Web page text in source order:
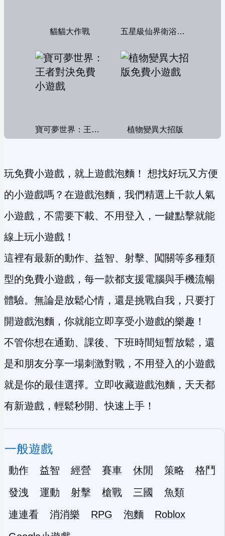
貓貓大作戰 五星級仙界衛浴帝國
寶可夢世界：王者對決 植物變異大招版
玩免費小遊戲，就上遊戲泡麵！ 想找好玩又方便
的小遊戲嗎？在遊戲泡麵，我們精選上千款人氣
小遊戲，不需要下載、不用登入，一鍵點擊就能
線上玩小遊戲！
這裡有最新的動作、益智、射擊、闖關等多種類
型的免費小遊戲，每一款都支援電腦與手機流暢
體驗。無論是放鬆心情，還是挑戰自我，只要打
開遊戲泡麵，你就能立即享受小遊戲的樂趣！
不管你想在通勤、課後、下班時間短暫放鬆，還
是和朋友分享一場刺激對戰，不用登入的小遊戲
就是你的最佳選擇。立即收藏遊戲泡麵，天天都
有新遊戲，輕鬆秒開、快速上手！
一般遊戲
動作 益智 經營 賽車 休閒 策略
格鬥
發洩
運動 射擊 槍戰 三國
魚類
連連看
消消樂 RPG 泡麵
Roblox